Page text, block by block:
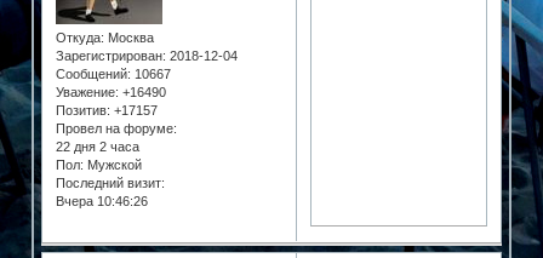
Откуда: Москва
Зарегистрирован: 2018-12-04
Сообщений: 10667
Уважение: +16490
Позитив: +17157
Провел на форуме:
22 дня 2 часа
Пол: Мужской
Последний визит:
Вчера 10:46:26